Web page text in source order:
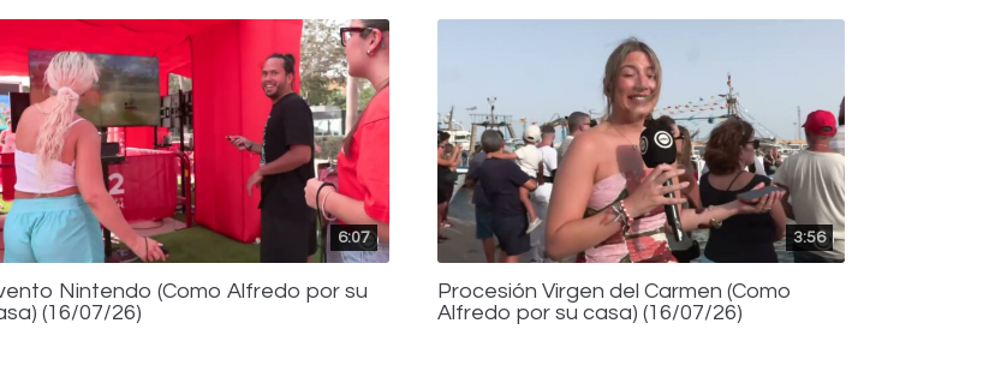
6:07
Nintendo (Como Alfredo por su
(16/07/26)
3:56
Procesión Virgen del Carmen (Como
Alfredo por su casa) (16/07/26)